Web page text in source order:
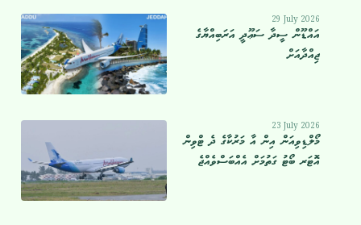
29 July 2026
އައްޑޫން ސީދާ ސަޢޫދީ އަރަބިއްޔާގެ
ޖިއްދާއަށް
23 July 2026
މޯލްޑިވިއަން އިން އާ މަރުކާގެ ދެ ޓްވިން
އޮޓަރ ބޯޓު ގަތުމަށް އެއްބަސްވެއްޖެ